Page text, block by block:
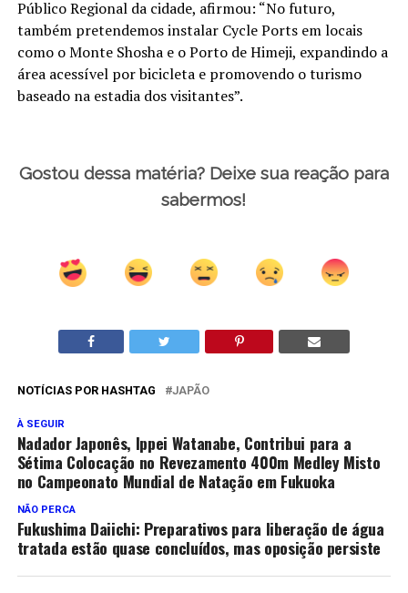
Público Regional da cidade, afirmou: “No futuro,
também pretendemos instalar Cycle Ports em locais
como o Monte Shosha e o Porto de Himeji, expandindo a
área acessível por bicicleta e promovendo o turismo
baseado na estadia dos visitantes”.
Gostou dessa matéria? Deixe sua reação para
sabermos!
NOTÍCIAS POR HASHTAG JAPÃO
À SEGUIR
Nadador Japonês, Ippei Watanabe, Contribui para a
Sétima Colocação no Revezamento 400m Medley Misto
no Campeonato Mundial de Natação em Fukuoka
NÃO PERCA
Fukushima Daiichi: Preparativos para liberação de água
tratada estão quase concluídos, mas oposição persiste